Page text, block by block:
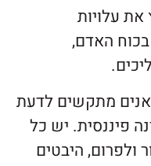
את עלויות
האדם,
מתקשים לדעת
פיננסית. יש כל
ולפרום, היבטים